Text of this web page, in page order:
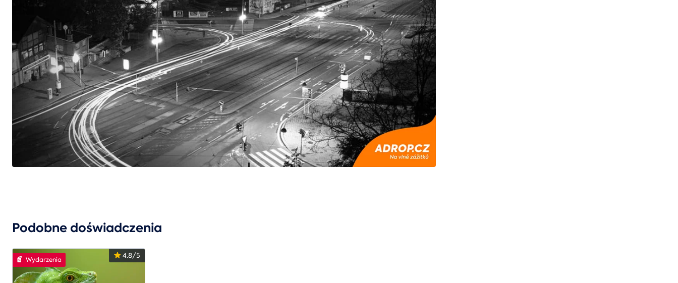
Podobne doświadczenia
4.8/5
Wydarzenia